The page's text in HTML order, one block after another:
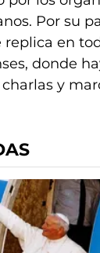
Por su
en
donde
y